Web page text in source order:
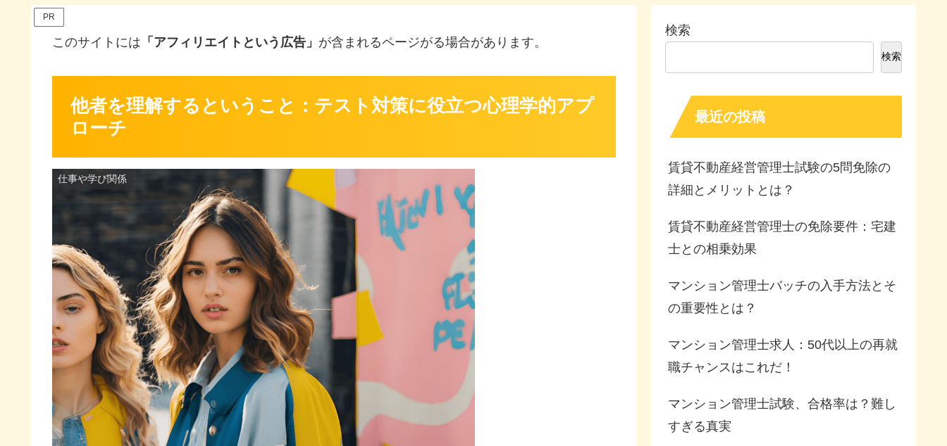
PR
このサイトには 「アフィリエイトという広告」 が含まれるページがる場合があります。
他者を理解するということ：テスト対策に役立つ心理学的アプ
ローチ
仕事や学び関係
検索
検索
最近の投稿
賃貸不動産経営管理士試験の5問免除の
詳細とメリットとは？
賃貸不動産経営管理士の免除要件：宅建
士との相乗効果
マンション管理士バッチの入手方法とそ
の重要性とは？
マンション管理士求人：50代以上の再就
職チャンスはこれだ！
マンション管理士試験、合格率は？難し
すぎる真実